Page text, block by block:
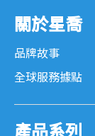
關於星喬
品牌故事
全球服務據點
產品系列